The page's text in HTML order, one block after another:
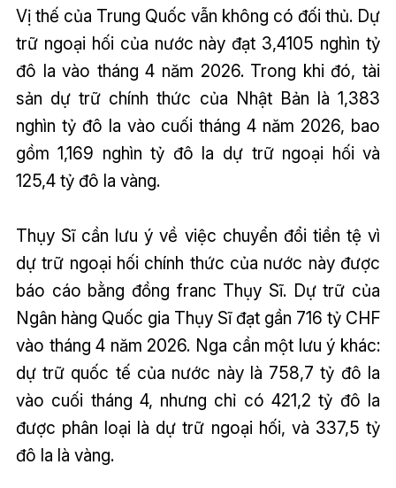
Vị thế của Trung Quốc vẫn không có đối thủ. Dự
trữ ngoại hối của nước này đạt 3,4105 nghìn tỷ
đô la vào tháng 4 năm 2026. Trong khi đó, tài
sản dự trữ chính thức của Nhật Bản là 1,383
nghìn tỷ đô la vào cuối tháng 4 năm 2026, bao
gồm 1,169 nghìn tỷ đô la dự trữ ngoại hối và
125,4 tỷ đô la vàng.
Thụy Sĩ cần lưu ý về việc chuyển đổi tiền tệ vì
dự trữ ngoại hối chính thức của nước này được
báo cáo bằng đồng franc Thụy Sĩ. Dự trữ của
Ngân hàng Quốc gia Thụy Sĩ đạt gần 716 tỷ CHF
vào tháng 4 năm 2026. Nga cần một lưu ý khác:
dự trữ quốc tế của nước này là 758,7 tỷ đô la
vào cuối tháng 4, nhưng chỉ có 421,2 tỷ đô la
được phân loại là dự trữ ngoại hối, và 337,5 tỷ
đô la là vàng.